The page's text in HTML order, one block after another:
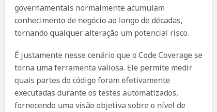
governamentais normalmente acumulam
conhecimento de negócio ao longo de décadas,
tornando qualquer alteração um potencial risco.
É justamente nesse cenário que o Code Coverage se
torna uma ferramenta valiosa. Ele permite medir
quais partes do código foram efetivamente
executadas durante os testes automatizados,
fornecendo uma visão objetiva sobre o nível de